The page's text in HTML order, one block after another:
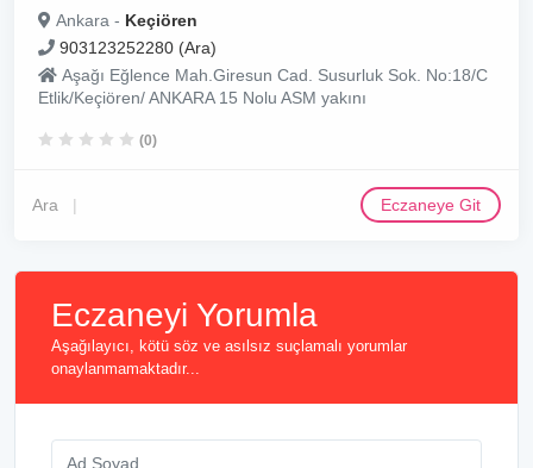
Ankara - Keçiören
903123252280 (Ara)
Aşağı Eğlence Mah.Giresun Cad. Susurluk Sok. No:18/C
Etlik/Keçiören/ ANKARA 15 Nolu ASM yakını
(0)
Ara Eczaneye Git
Eczaneyi Yorumla
Aşağılayıcı, kötü söz ve asılsız suçlamalı yorumlar
onaylanmamaktadır...